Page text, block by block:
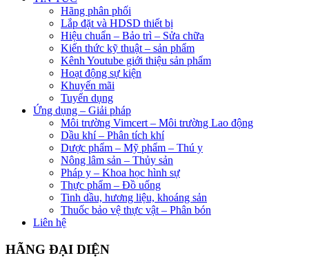
Hãng phân phối
Lắp đặt và HDSD thiết bị
Hiệu chuẩn – Bảo trì – Sửa chữa
Kiến thức kỹ thuật – sản phẩm
Kênh Youtube giới thiệu sản phẩm
Hoạt động sự kiện
Khuyến mãi
Tuyển dụng
Ứng dụng – Giải pháp
Môi trường Vimcert – Môi trường Lao động
Dầu khí – Phân tích khí
Dược phẩm – Mỹ phẩm – Thú y
Nông lâm sản – Thủy sản
Pháp y – Khoa học hình sự
Thực phẩm – Đồ uống
Tinh dầu, hương liệu, khoáng sản
Thuốc bảo vệ thực vật – Phân bón
Liên hệ
HÃNG ĐẠI DIỆN